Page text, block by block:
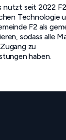
nutzt seit 2022
Technologie
F2 als
sodass alle
zu
haben.